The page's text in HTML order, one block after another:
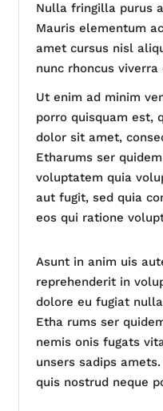
Nulla fringilla purus
Mauris elementum
amet cursus nisl
nunc rhoncus
Ut enim ad minim
porro quisquam est,
dolor sit amet,
Etharums ser
voluptatem quia
aut fugit, sed quia
eos qui ratione
Asunt in anim uis
reprehenderit in
dolore eu fugiat
Etha rums ser
nemis onis fugats
unsers sadips
quis nostrud neque